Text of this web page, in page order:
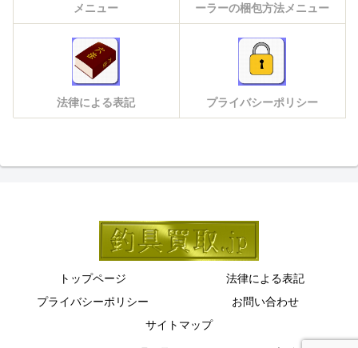
メニュー
ーラーの梱包方法メニュー
法律による表記 プライバシーポリシー
トップページ
法律による表記
プライバシーポリシー
お問い合わせ
サイトマップ